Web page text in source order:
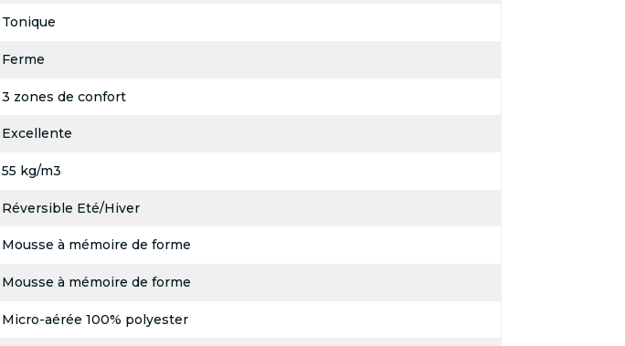
Tonique
Ferme
3 zones de confort
Excellente
55 kg/m3
Réversible Eté/Hiver
Mousse à mémoire de forme
Mousse à mémoire de forme
Micro-aérée 100% polyester